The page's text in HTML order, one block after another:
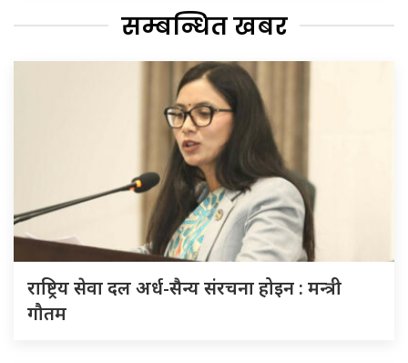
सम्बन्धित खबर
राष्ट्रिय सेवा दल अर्ध-सैन्य संरचना होइन : मन्त्री
गौतम